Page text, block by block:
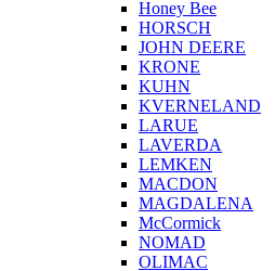
Honey Bee
HORSCH
JOHN DEERE
KRONE
KUHN
KVERNELAND
LARUE
LAVERDA
LEMKEN
MACDON
MAGDALENA
McCormick
NOMAD
OLIMAC